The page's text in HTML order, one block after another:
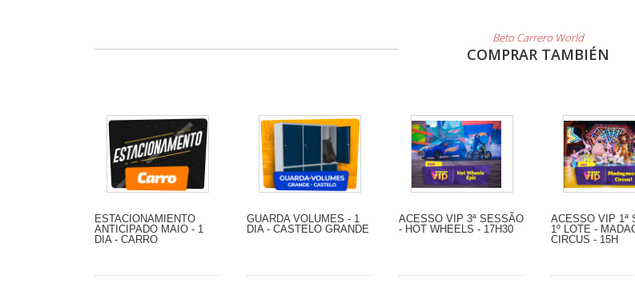
Beto Carrero World
COMPRAR TAMBIÉN
ESTACIONAMIENTO
ANTICIPADO MAIO - 1
DIA - CARRO
GUARDA VOLUMES - 1
DIA - CASTELO GRANDE
ACESSO VIP 3ª SESSÃO
- HOT WHEELS - 17H30
ACESSO VIP 1ª
1º LOTE -
CIRCUS - 15H